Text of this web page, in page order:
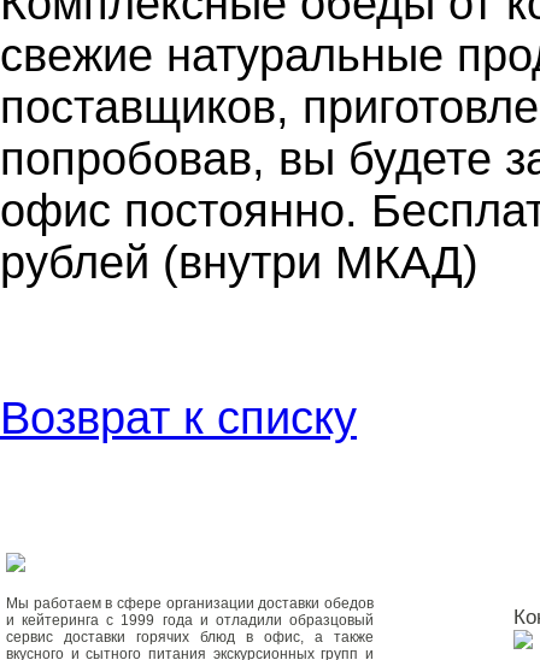
свежие натуральные
поставщиков,
попробовав, вы будете
офис постоянно.
рублей (внутри МКАД)
Возврат к списку
Мы работаем в сфере организации доставки обедов
и кейтеринга с 1999 года и отладили образцовый
сервис доставки горячих блюд в офис, а также
вкусного и сытного питания экскурсионных групп и